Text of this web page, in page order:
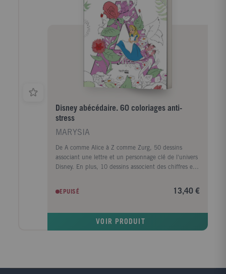
Disney abécédaire. 60 coloriages anti-
stress
MARYSIA
De A comme Alice à Z comme Zurg, 50 dessins
associant une lettre et un personnage clé de l'univers
Disney. En plus, 10 dessins associent des chiffres et
EPUISÉ
13,40 €
VOIR PRODUIT